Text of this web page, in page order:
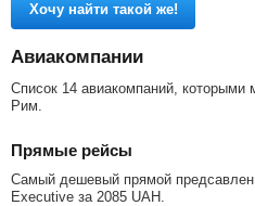
Хочу найти такой же!
Авиакомпании
Список 14 авиакомпаний,
Рим.
Прямые рейсы
Самый дешевый прямой
Executive за 2085 UAH